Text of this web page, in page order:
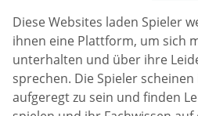
Diese Websites laden Spieler
ihnen eine Plattform, um sich
unterhalten und über ihre
sprechen. Die Spieler
aufgeregt zu sein und finden